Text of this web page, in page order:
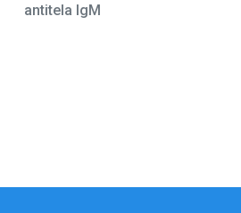
antitela IgM